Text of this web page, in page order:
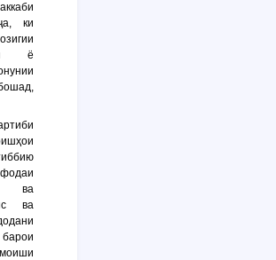
ки
ё
ва
ва